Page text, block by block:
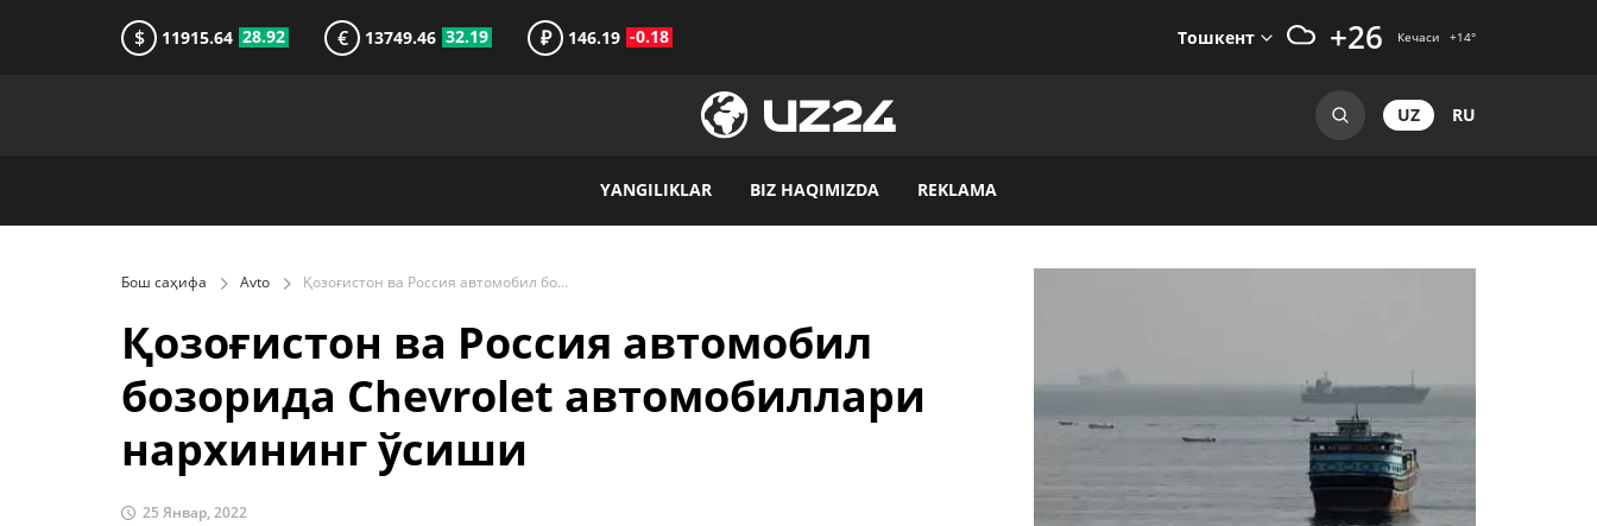
$ 11915.64 28.92 € 13749.46 32.19 ₽ 146.19 -0.18 Тошкент +26 Кечаси +14°
UZ RU
YANGILIKLAR BIZ HAQIMIZDA REKLAMA
Бош саҳифа Avto Қозоғистон ва Россия автомобил бозорида Chevrolet автомобиллари нархининг ўсиши
Қозоғистон ва Россия автомобил
бозорида Chevrolet автомобиллари
нархининг ўсиши
25 Январ, 2022